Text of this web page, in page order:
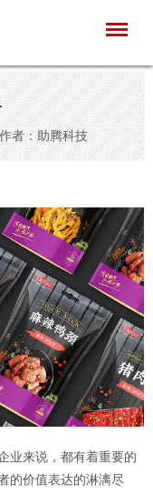
者：助腾科技
业来说，都有着重要的
的价值表达的淋漓尽